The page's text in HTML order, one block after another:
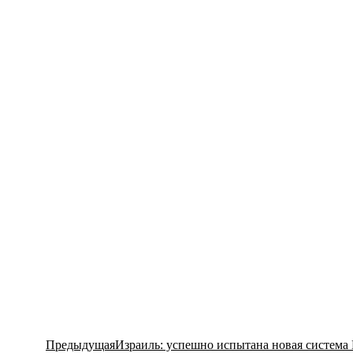
ПредыдущаяПредыдущая
Израиль: успешно испытана новая